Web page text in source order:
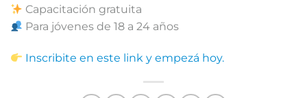
Capacitación gratuita
Para jóvenes de 18 a 24 años
Inscribite en este link y empezá hoy.